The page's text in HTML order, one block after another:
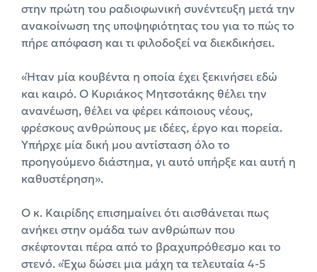
στην πρώτη του ραδιοφωνική συνέντευξη μετά την
ανακοίνωση της υποψηφιότητας του για το πώς το
πήρε απόφαση και τι φιλοδοξεί να διεκδικήσει.
«Ήταν μία κουβέντα η οποία έχει ξεκινήσει εδώ
και καιρό. Ο Κυριάκος Μητσοτάκης θέλει την
ανανέωση, θέλει να φέρει κάποιους νέους,
φρέσκους ανθρώπους με ιδέες, έργο και πορεία.
Υπήρχε μία δική μου αντίσταση όλο το
προηγούμενο διάστημα, γι αυτό υπήρξε και αυτή η
καθυστέρηση».
Ο κ. Καιρίδης επισημαίνει ότι αισθάνεται πως
ανήκει στην ομάδα των ανθρώπων που
σκέφτονται πέρα από το βραχυπρόθεσμο και το
στενό. «Έχω δώσει μια μάχη τα τελευταία 4-5